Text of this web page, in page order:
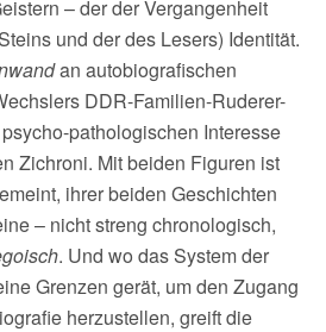
– der der Vergangenheit
und der des Lesers) Identität.
an autobiografischen
DDR-Familien-Ruderer-
pathologischen Interesse
Zichroni. Mit beiden Figuren ist
ihrer beiden Geschichten
– nicht streng chronologisch,
. Und wo das System der
Grenzen gerät, um den Zugang
herzustellen, greift die